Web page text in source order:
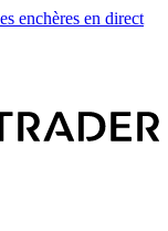
enchères en direct